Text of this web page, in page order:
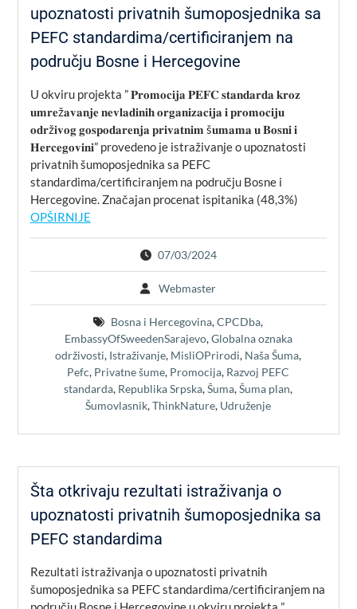
upoznatosti privatnih šumoposjednika sa
PEFC standardima/certificiranjem na
području Bosne i Hercegovine
U okviru projekta ” 𝐏𝐫𝐨𝐦𝐨𝐜𝐢𝐣𝐚 𝐏𝐄𝐅𝐂 𝐬𝐭𝐚𝐧𝐝𝐚𝐫𝐝𝐚 𝐤𝐫𝐨𝐳
𝐮𝐦𝐫𝐞ž𝐚𝐯𝐚𝐧𝐣𝐞 𝐧𝐞𝐯𝐥𝐚𝐝𝐢𝐧𝐢𝐡 𝐨𝐫𝐠𝐚𝐧𝐢𝐳𝐚𝐜𝐢𝐣𝐚 𝐢 𝐩𝐫𝐨𝐦𝐨𝐜𝐢𝐣𝐮
𝐨𝐝𝐫ž𝐢𝐯𝐨𝐠 𝐠𝐨𝐬𝐩𝐨𝐝𝐚𝐫𝐞𝐧𝐣𝐚 𝐩𝐫𝐢𝐯𝐚𝐭𝐧𝐢𝐦 š𝐮𝐦𝐚𝐦𝐚 𝐮 𝐁𝐨𝐬𝐧𝐢 𝐢
𝐇𝐞𝐫𝐜𝐞𝐠𝐨𝐯𝐢𝐧𝐢” provedeno je istraživanje o upoznatosti
privatnih šumoposjednika sa PEFC
standardima/certificiranjem na području Bosne i
Hercegovine. Značajan procenat ispitanika (48,3%)
OPŠIRNIJE
07/03/2024
Webmaster
Bosna i Hercegovina,CPCDba,
EmbassyOfSweedenSarajevo,Globalna oznaka
održivosti, Istraživanje, MisliOPrirodi, Naša Šuma,
Pefc, Privatne šume, Promocija, Razvoj PEFC
standarda, Republika Srpska,Šuma,Šuma plan,
Šumovlasnik,ThinkNature, Udruženje
Šta otkrivaju rezultati istraživanja o
upoznatosti privatnih šumoposjednika sa
PEFC standardima
Rezultati istraživanja o upoznatosti privatnih
šumoposjednika sa PEFC standardima/certificiranjem na